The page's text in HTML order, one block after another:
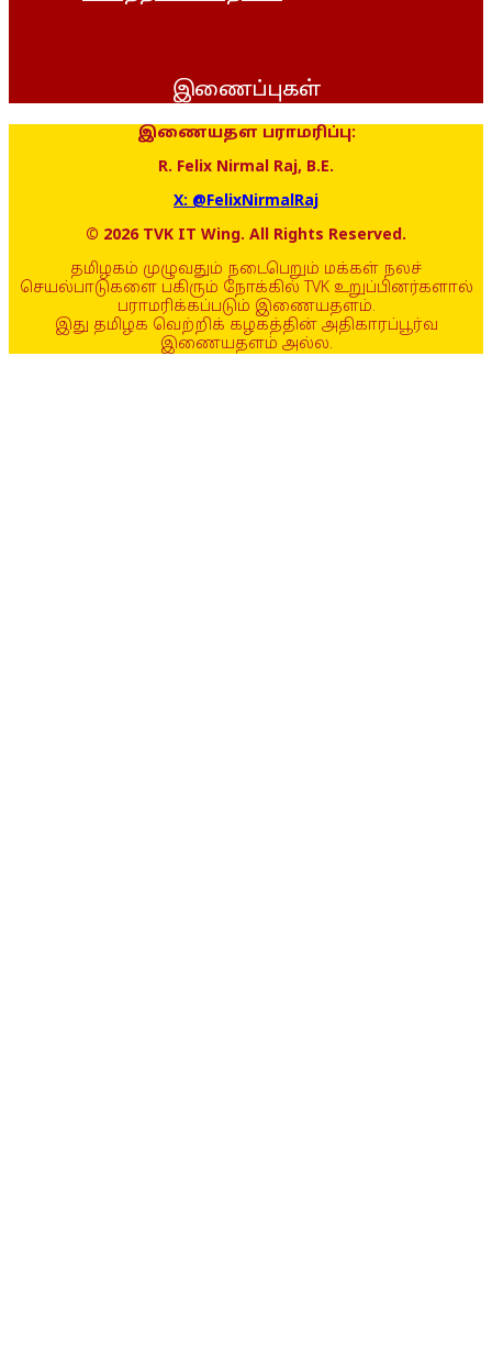
இணைப்புகள்
இணையதள பராமரிப்பு:
R. Felix Nirmal Raj, B.E.
X: @FelixNirmalRaj
© 2026 TVK IT Wing. All Rights Reserved.
தமிழகம் முழுவதும் நடைபெறும் மக்கள் நலச்
செயல்பாடுகளை பகிரும் நோக்கில் TVK உறுப்பினர்களால்
பராமரிக்கப்படும் இணையதளம்.
இது தமிழக வெற்றிக் கழகத்தின் அதிகாரப்பூர்வ
இணையதளம் அல்ல.